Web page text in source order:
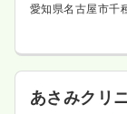
愛知県名古屋市千
あさみクリ